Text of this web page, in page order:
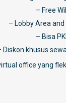
– Free
– Lobby Area
– Bisa
Diskon khusus
office yang